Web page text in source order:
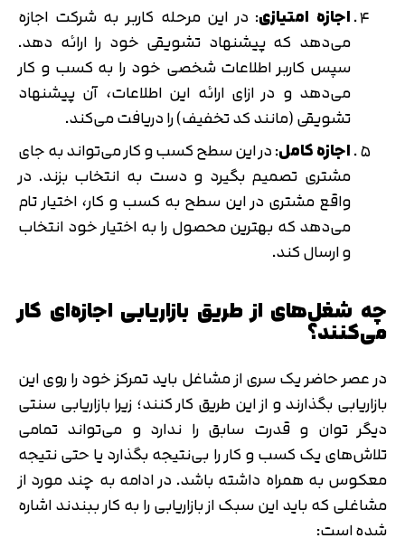
اجازه امتیازی: در این مرحله کاربر به شرکت اجازه
می‌دهد که پیشنهاد تشویقی خود را ارائه دهد.
سپس کاربر اطلاعات شخصی خود را به کسب و کار
می‌دهد و در ازای ارائه این اطلاعات، آن پیشنهاد
تشویقی (مانند کد تخفیف) را دریافت می‌کند.
اجازه کامل: در این سطح کسب و کار می‌تواند به جای
مشتری تصمیم بگیرد و دست به انتخاب بزند. در
واقع مشتری در این سطح به کسب و کار، اختیار تام
می‌دهد که بهترین محصول را به اختیار خود انتخاب
و ارسال کند.
چه شغل‌های از طریق بازاریابی اجازه‌ای کار
می‌کنند؟
در عصر حاضر یک سری از مشاغل باید تمرکز خود را روی این
بازاریابی بگذارند و از این طریق کار کنند؛ زیرا بازاریابی سنتی
دیگر توان و قدرت سابق را ندارد و می‌تواند تمامی
تلاش‌های یک کسب و کار را بی‌نتیجه بگذارد یا حتی نتیجه
معکوس به همراه داشته باشد. در ادامه به چند مورد از
مشاغلی که باید این سبک از بازاریابی را به کار ببندند اشاره
شده است: